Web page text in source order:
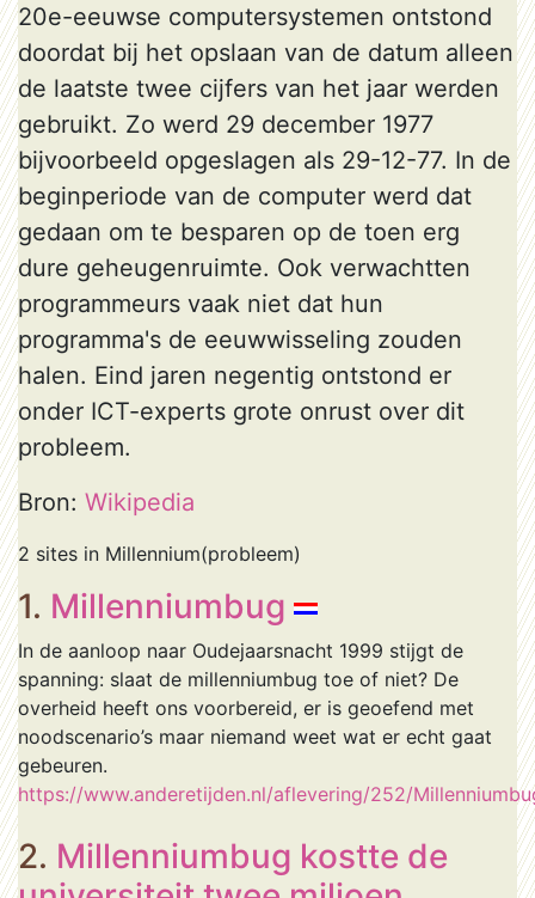
20e-eeuwse computersystemen ontstond
doordat bij het opslaan van de datum alleen
de laatste twee cijfers van het jaar werden
gebruikt. Zo werd 29 december 1977
bijvoorbeeld opgeslagen als 29-12-77. In de
beginperiode van de computer werd dat
gedaan om te besparen op de toen erg
dure geheugenruimte. Ook verwachtten
programmeurs vaak niet dat hun
programma's de eeuwwisseling zouden
halen. Eind jaren negentig ontstond er
onder ICT-experts grote onrust over dit
probleem.
Bron: Wikipedia
2 sites in Millennium(probleem)
1. Millenniumbug
In de aanloop naar Oudejaarsnacht 1999 stijgt de
spanning: slaat de millenniumbug toe of niet? De
overheid heeft ons voorbereid, er is geoefend met
noodscenario’s maar niemand weet wat er echt gaat
gebeuren.
https://www.anderetijden.nl/aflevering/252/
2. Millenniumbug kostte de